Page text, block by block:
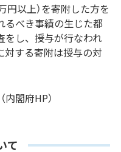
以上）を寄附した方を
るべき事績の生じた都
をし、授与が行なわれ
対する寄附は授与の対
（内閣府HP）
て